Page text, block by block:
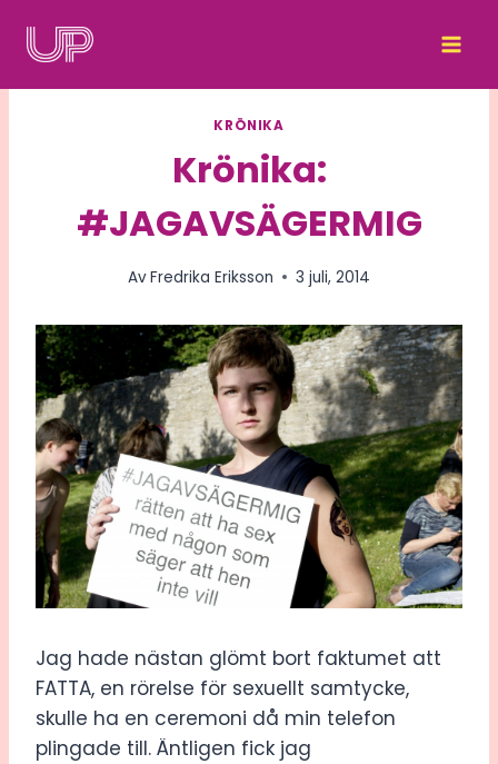
KRÖNIKA
Krönika:
#JAGAVSÄGERMIG
AvFredrika Eriksson 3 juli, 2014
Jag hade nästan glömt bort faktumet att
FATTA, en rörelse för sexuellt samtycke,
skulle ha en ceremoni då min telefon
plingade till. Äntligen fick jag